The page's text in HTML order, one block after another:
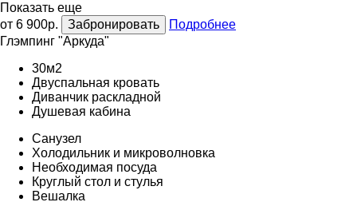
Показать еще
от 6 900р.
Забронировать
Подробнее
Глэмпинг "Аркуда"
30м2
Двуспальная кровать
Диванчик раскладной
Душевая кабина
Санузел
Холодильник и микроволновка
Необходимая посуда
Круглый стол и стулья
Вешалка